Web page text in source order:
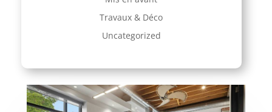
Travaux & Déco
Uncategorized